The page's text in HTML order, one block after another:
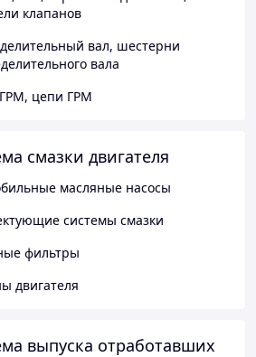
клапанов
вал, шестерни
вала
цепи ГРМ
смазки двигателя
масляные насосы
системы смазки
фильтры
двигателя
выпуска отработавших